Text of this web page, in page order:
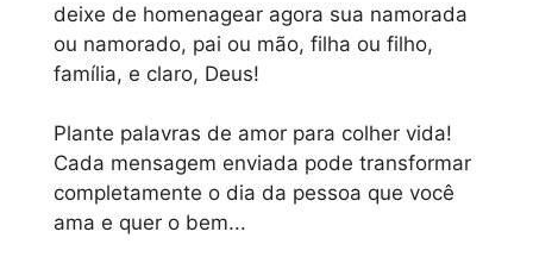
deixe de homenagear agora sua namorada
ou namorado, pai ou mão, filha ou filho,
família, e claro, Deus!
Plante palavras de amor para colher vida!
Cada mensagem enviada pode transformar
completamente o dia da pessoa que você
ama e quer o bem...